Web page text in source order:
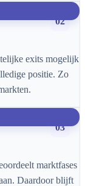
02
exits mogelijk
positie. Zo
03
marktfases
Daardoor blijft